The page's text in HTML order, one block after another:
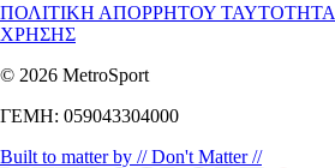
ΠΟΛΙΤΙΚΗ ΑΠΟΡΡΗΤΟΥ ΤΑΥΤΟΤΗΤΑ
ΧΡΗΣΗΣ
© 2026 MetroSport
ΓΕΜΗ: 059043304000
Built to matter by // Don't Matter //